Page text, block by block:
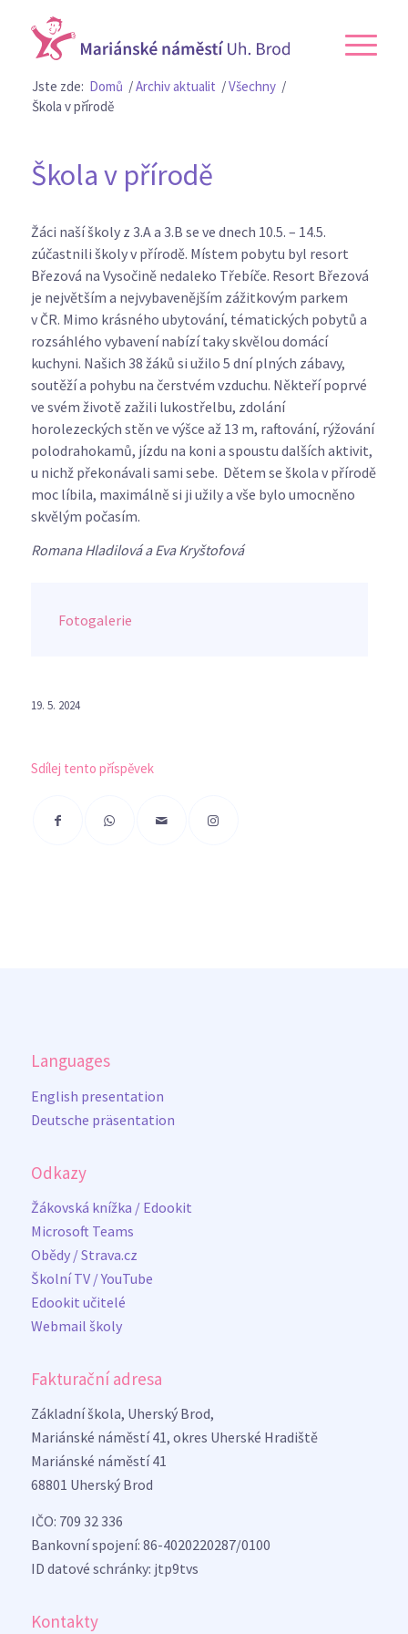
Jste zde: Domů /Archiv aktualit /Všechny /
Škola v přírodě
Škola v přírodě
Žáci naší školy z 3.A a 3.B se ve dnech 10.5. – 14.5.
zúčastnili školy v přírodě. Místem pobytu byl resort
Březová na Vysočině nedaleko Třebíče. Resort Březová
je největším a nejvybavenějším zážitkovým parkem
v ČR. Mimo krásného ubytování, tématických pobytů a
rozsáhlého vybavení nabízí taky skvělou domácí
kuchyni. Našich 38 žáků si užilo 5 dní plných zábavy,
soutěží a pohybu na čerstvém vzduchu. Někteří poprvé
ve svém životě zažili lukostřelbu, zdolání
horolezeckých stěn ve výšce až 13 m, raftování, rýžování
polodrahokamů, jízdu na koni a spoustu dalších aktivit,
u nichž překonávali sami sebe. Dětem se škola v přírodě
moc líbila, maximálně si ji užily a vše bylo umocněno
skvělým počasím.
Romana Hladilová a Eva Kryštofová
Fotogalerie
19. 5. 2024
Sdílej tento příspěvek
Languages
English presentation
Deutsche präsentation
Odkazy
Žákovská knížka / Edookit
Microsoft Teams
Obědy / Strava.cz
Školní TV / YouTube
Edookit učitelé
Webmail školy
Fakturační adresa
Základní škola, Uherský Brod,
Mariánské náměstí 41, okres Uherské Hradiště
Mariánské náměstí 41
68801 Uherský Brod
IČO: 709 32 336
Bankovní spojení: 86-4020220287/0100
ID datové schránky: jtp9tvs
Kontakty